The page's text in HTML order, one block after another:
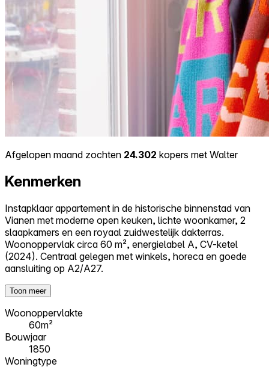
Afgelopen maand zochten 24.302 kopers met Walter
Kenmerken
Instapklaar appartement in de historische binnenstad van
Vianen met moderne open keuken, lichte woonkamer, 2
slaapkamers en een royaal zuidwestelijk dakterras.
Woonoppervlak circa 60 m², energielabel A, CV-ketel
(2024). Centraal gelegen met winkels, horeca en goede
aansluiting op A2/A27.
Toon meer
Woonoppervlakte
60m²
Bouwjaar
1850
Woningtype